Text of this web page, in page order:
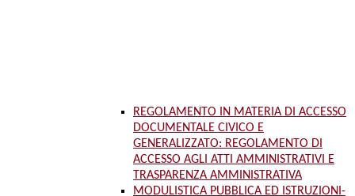
REGOLAMENTO IN MATERIA DI ACCESSO
DOCUMENTALE CIVICO E
GENERALIZZATO: REGOLAMENTO DI
ACCESSO AGLI ATTI AMMINISTRATIVI E
TRASPARENZA AMMINISTRATIVA
MODULISTICA PUBBLICA ED ISTRUZIONI-